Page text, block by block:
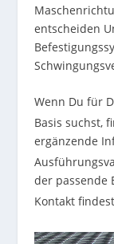
entscheiden
Wenn Du für
Basis suchst,
ergänzende
der passende
Kontakt